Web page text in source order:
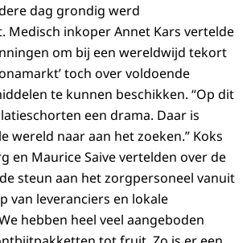
dag grondig werd
Medisch inkoper Annet Kars vertelde
om bij een wereldwijd tekort
toch over voldoende
te kunnen beschikken. “Op dit
een drama. Daar is
wereld naar aan het zoeken.” Koks
en Maurice Saive vertelden over de
steun aan het zorgpersoneel vanuit
van leveranciers en lokale
hebben heel veel aangeboden